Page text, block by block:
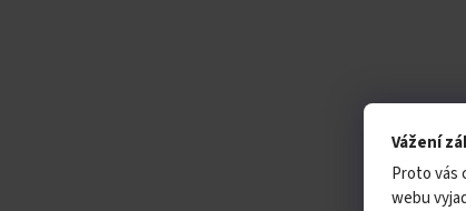
Vážení
Proto vás
webu